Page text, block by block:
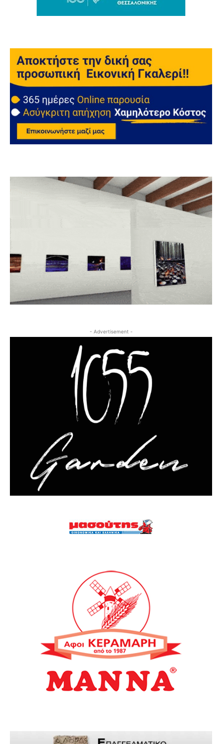
- Advertisement -